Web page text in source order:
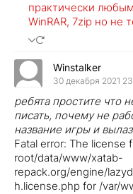
практически
WinRAR, 7zip но не
Winstalker
30 декабря 2021
ребята простите что
писать, почему не
название игры и
Fatal error: The
root/data/www/xatab-
repack.org/engine/
h.license.php for /var/